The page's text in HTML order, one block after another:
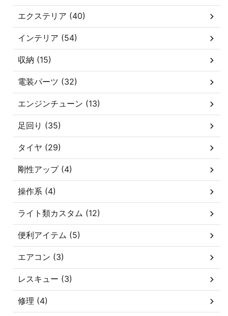
エクステリア (40)
インテリア (54)
収納 (15)
電装パーツ (32)
エンジンチューン (13)
足回り (35)
タイヤ (29)
剛性アップ (4)
操作系 (4)
ライト類カスタム (12)
便利アイテム (5)
エアコン (3)
レスキュー (3)
修理 (4)